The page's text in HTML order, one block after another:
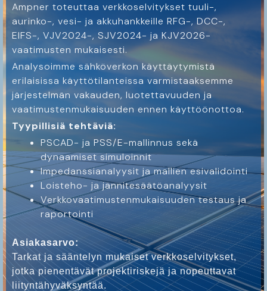
Ampner toteuttaa verkkoselvitykset tuuli-,
aurinko-, vesi- ja akkuhankkeille RFG-, DCC-,
EIFS-, VJV2024-, SJV2024- ja KJV2026-
vaatimusten mukaisesti.
Analysoimme sähköverkon käyttäytymistä
erilaisissa käyttötilanteissa varmistaaksemme
järjestelmän vakauden, luotettavuuden ja
vaatimustenmukaisuuden ennen käyttöönottoa.
Tyypillisiä tehtäviä:
PSCAD- ja PSS/E-mallinnus sekä
dynaamiset simuloinnit
Impedanssianalyysit ja mallien esivalidointi
Loisteho- ja jännitesäätöanalyysit
Verkkovaatimustenmukaisuuden testaus ja
raportointi
Asiakasarvo:
Tarkat ja sääntelyn mukaiset verkkoselvitykset,
jotka pienentävät projektiriskejä ja nopeuttavat
liityntähyväksyntää.